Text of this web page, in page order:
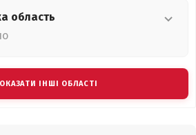
область
ІНШІ ОБЛАСТІ